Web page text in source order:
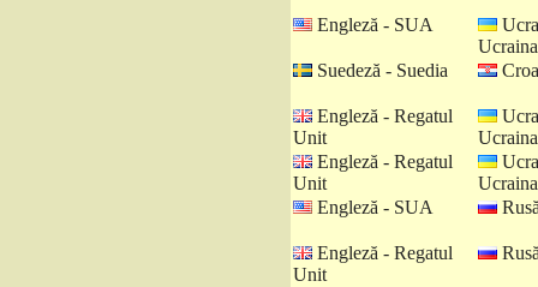
Engleză - SUA
Ucraina
Suedeză - Suedia
Engleză - Regatul
Unit
Ucraina
Engleză - Regatul
Unit
Ucraina
Engleză - SUA
Engleză - Regatul
Unit